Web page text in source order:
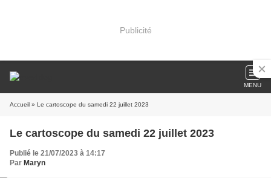
Publicité
MENU
Accueil » Le cartoscope du samedi 22 juillet 2023
Le cartoscope du samedi 22 juillet 2023
Publié le 21/07/2023 à 14:17
Par Maryn